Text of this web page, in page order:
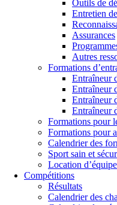
Outils de
Entretien
Assurances
Autres
Formations
Entraîneur
Entraîneur
Entraîneur
Entraîneur
Formations pour
Formations pour
Calendrier des
Sport sain et
Location
Compétitions
Résultats
Calendrier des